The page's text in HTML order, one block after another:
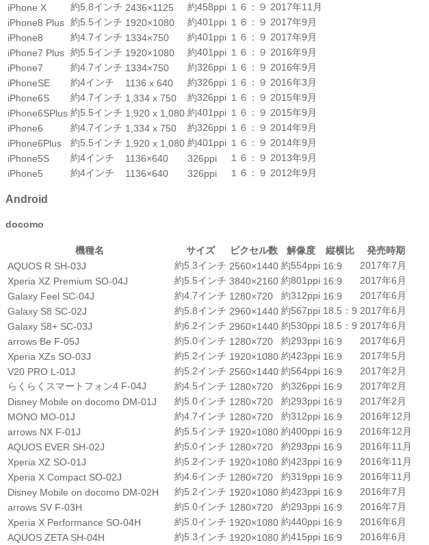
iPhone X
約5.8インチ 2436×1125 約458ppi １６：９ 2017年11月
iPhone8 Plus 約5.5インチ 1920×1080 約401ppi １６：９ 2017年9月
iPhone8
約4.7インチ 1334×750 約401ppi １６：９ 2017年9月
iPhone7 Plus 約5.5インチ 1920×1080 約401ppi １６：９ 2016年9月
iPhone7
約4.7インチ 1334×750 約326ppi １６：９ 2016年9月
iPhoneSE
約4インチ 1136 x 640 約326ppi １６：９ 2016年3月
iPhone6S
約4.7インチ 1,334 x 750 約326ppi １６：９ 2015年9月
iPhone6SPlus 約5.5インチ 1,920 x 1,080 約401ppi １６：９ 2015年9月
iPhone6
約4.7インチ 1,334 x 750 約326ppi １６：９ 2014年9月
iPhone6Plus
約5.5インチ 1,920 x 1,080 約401ppi １６：９ 2014年9月
iPhone5S
約4インチ 1136×640 326ppi １６：９ 2013年9月
iPhone5
約4インチ 1136×640 326ppi １６：９ 2012年9月
Android
docomo
機種名 サイズ ピクセル数 解像度 縦横比
発売時期
AQUOS R SH-03J
約5.3インチ 2560×1440 約554ppi 16:9
2017年7月
Xperia XZ Premium SO-04J
約5.5インチ 3840×2160 約801ppi 16:9
2017年6月
Galaxy Feel SC-04J
約4.7インチ 1280×720 約312ppi 16:9
2017年6月
Galaxy S8 SC-02J
約5.8インチ 2960×1440 約567ppi 18.5：9 2017年6月
Galaxy S8+ SC-03J
約6.2インチ 2960×1440 約530ppi 18.5：9 2017年6月
arrows Be F-05J
約5.0インチ 1280×720 約293ppi 16:9
2017年6月
Xperia XZs SO-03J
約5.2インチ 1920×1080 約423ppi 16:9
2017年5月
V20 PRO L-01J
約5.2インチ 2560×1440 約564ppi 16:9
2017年2月
らくらくスマートフォン4 F-04J
約4.5インチ 1280×720 約326ppi 16:9
2017年2月
Disney Mobile on docomo DM-01J
約5.0インチ 1280×720 約293ppi 16:9
2017年2月
MONO MO-01J
約4.7インチ 1280×720 約312ppi 16:9
2016年12月
arrows NX F-01J
約5.5インチ 1920×1080 約400ppi 16:9
2016年12月
AQUOS EVER SH-02J
約5.0インチ 1280×720 約293ppi 16:9
2016年11月
Xperia XZ SO-01J
約5.2インチ 1920×1080 約423ppi 16:9
2016年11月
Xperia X Compact SO-02J
約4.6インチ 1280×720 約319ppi 16:9
2016年11月
Disney Mobile on docomo DM-02H
約5.2インチ 1920×1080 約423ppi 16:9
2016年7月
arrows SV F-03H
約5.0インチ 1280×720 約293ppi 16:9
2016年7月
Xperia X Performance SO-04H
約5.0インチ 1920×1080 約440ppi 16:9
2016年6月
AQUOS ZETA SH-04H
約5.3インチ 1920×1080 約415ppi 16:9
2016年6月